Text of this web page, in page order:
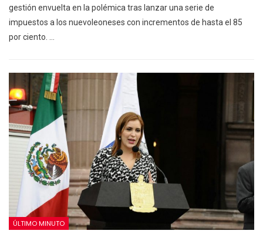
gestión envuelta en la polémica tras lanzar una serie de
impuestos a los nuevoleoneses con incrementos de hasta el 85
por ciento. …
ÚLTIMO MINUTO